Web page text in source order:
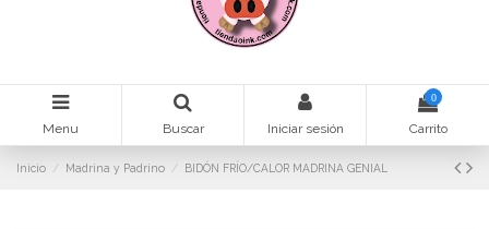
Menu Buscar Iniciar sesión
0
Carrito
Inicio Madrina y Padrino BIDÓN FRÍO/CALOR MADRINA GENIAL